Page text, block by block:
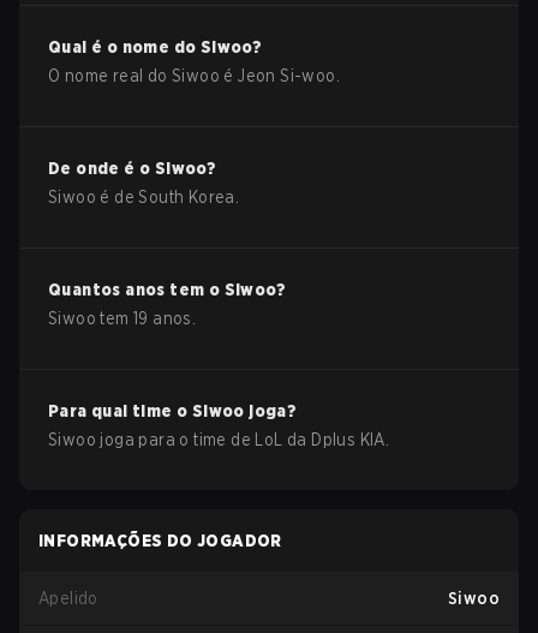
Qual é o nome do Siwoo?
O nome real doSiwoo éJeon Si-woo
De onde é o Siwoo?
Siwoo é deSouth Korea
Quantos anos tem o Siwoo?
Siwoo tem 19 anos.
Para qual time o Siwoo joga?
Siwoo joga para o time de LoL da Dplus KIA
INFORMAÇÕES DO JOGADOR
Apelido Siwoo